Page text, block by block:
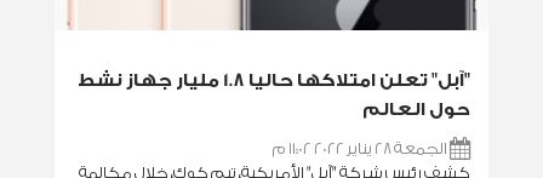
‏"آبل" تعلن امتلاكها حاليا 1.8 مليار جهاز نشط
حول العالم
الجمعة 28 يناير 2022 11:02 م
كشف رئيس شركة "آبل" الأمريكية، تيم كوك، خلال مكالمة